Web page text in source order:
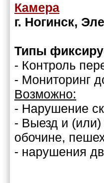
Камера
г. Ногинск,
Типы
- Контроль
- Мониторинг
Возможно:
- Нарушение
- Выезд и (или)
обочине,
- нарушения